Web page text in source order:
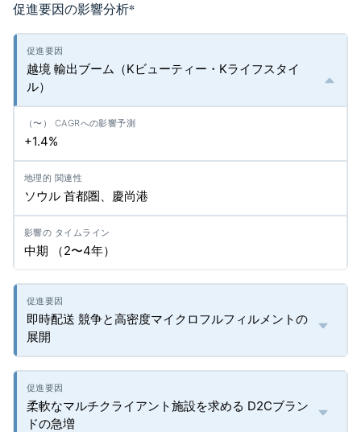
促進要因の影響分析*
越境 輸出ブーム（Kビューティー・Kライフスタイ
ル）
+1.4%
ソウル 首都圏、慶尚港
中期 （2〜4年）
即時配送 競争と高密度マイクロフルフィルメントの
展開
柔軟なマルチクライアント施設を求める D2Cブラン
ドの急増